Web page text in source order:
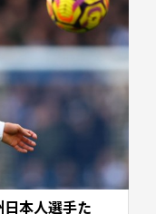
本人選手た